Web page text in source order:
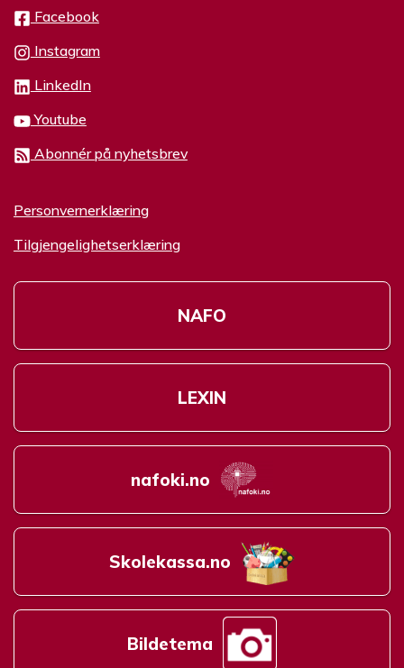
Facebook
Instagram
LinkedIn
Youtube
Abonnér på nyhetsbrev
Personvernerklæring
Tilgjengelighetserklæring
NAFO
LEXIN
nafoki.no
Skolekassa.no
Bildetema